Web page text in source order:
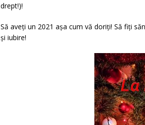
drept!)!
Să aveți un 2021 așa cum vă doriți! Să fiți
și iubire!